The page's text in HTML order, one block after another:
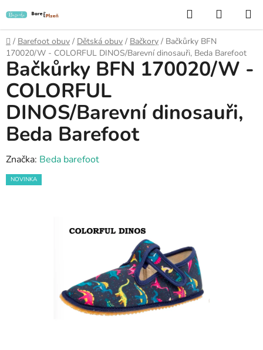
na
obsah
Hledat
KOŠÍK
Domů
/ Barefoot obuv / Dětská obuv / Bačkory / Bačkůrky BFN
170020/W - COLORFUL DINOS/Barevní dinosauři, Beda Barefoot
Bačkůrky BFN 170020/W -
COLORFUL
DINOS/Barevní dinosauři,
Beda Barefoot
Značka: Beda barefoot
NOVINKA